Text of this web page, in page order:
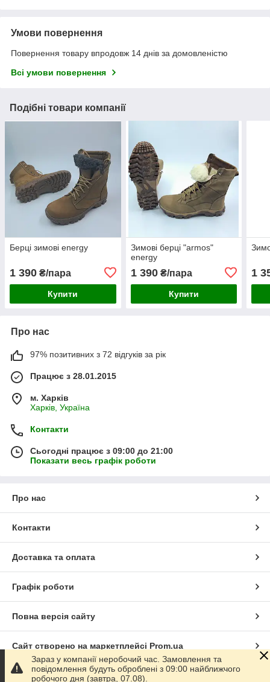
Умови повернення
Повернення товару впродовж 14 днів за домовленістю
Всі умови повернення
Подібні товари компанії
Берці зимові energy
1 390 ₴/пара
Купити
Зимові берці "armos"
energy
1 390₴/пара
Купити
1
Про нас
97% позитивних з 72 відгуків за рік
Працює з 28.01.2015
м. Харків
Харків, Україна
Контакти
Сьогодні працює з 09:00 до 21:00
Показати весь графік роботи
Про нас
Контакти
Доставка та оплата
Графік роботи
Повна версія сайту
Сайт створено на маркетплейсі Prom.ua
Політика конфіденційності
Зараз у компанії неробочий час. Замовлення та
повідомлення будуть оброблені з 09:00 найближчого
робочого дня (завтра, 07.08).